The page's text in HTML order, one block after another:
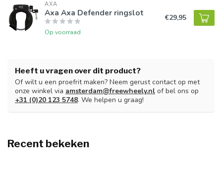
AXA
Axa Axa Defender ringslot
Op voorraad
€29,95
Heeft u vragen over dit product?
Of wilt u een proefrit maken? Neem gerust contact op met
onze winkel via amsterdam@freewheely.nl of bel ons op
+31 (0)20 123 5748. We helpen u graag!
Recent bekeken